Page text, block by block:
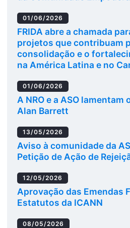
01/06/2026
FRIDA abre a chamada
projetos que contribuam
consolidação e o
na América Latina e no
01/06/2026
A NRO e a ASO
Alan Barrett
13/05/2026
Aviso à comunidade da
Petição de Ação de
12/05/2026
Aprovação das Emendas
Estatutos da ICANN
08/05/2026